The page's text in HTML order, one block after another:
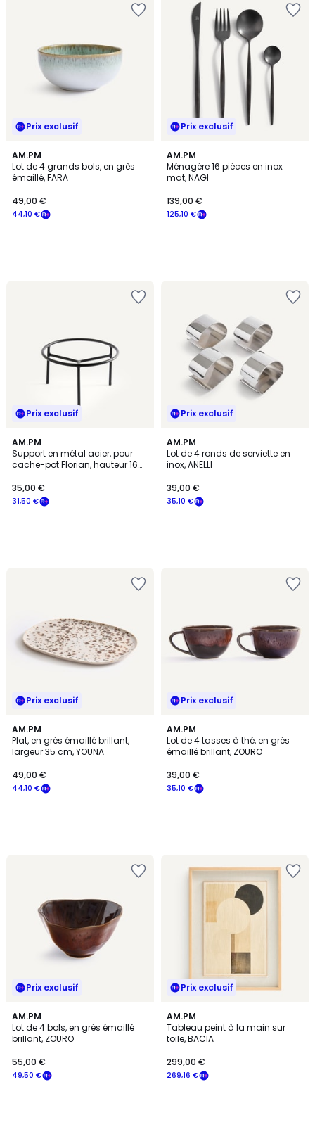
Prix exclusif
AM.PM
Lot de 4 grands bols, en grès
émaillé, FARA
44,10 €
49,00 €
Prix exclusif
AM.PM
Ménagère 16 pièces en inox
mat, NAGI
125,10 €
139,00 €
Prix exclusif
AM.PM
Support en métal acier, pour
cache-pot Florian, hauteur 16
31,50 €
35,00 €
Prix exclusif
AM.PM
Lot de 4 ronds de serviette en
inox, ANELLI
35,10 €
39,00 €
Prix exclusif
AM.PM
Plat, en grès émaillé brillant,
largeur 35 cm, YOUNA
44,10 €
49,00 €
Prix exclusif
AM.PM
Lot de 4 tasses à thé, en grès
émaillé brillant, ZOURO
35,10 €
39,00 €
Prix exclusif
AM.PM
Lot de 4 bols, en grès émaillé
brillant, ZOURO
49,50 €
55,00 €
Prix exclusif
AM.PM
Tableau peint à la main sur
toile, BACIA
269,16 €
299,00 €